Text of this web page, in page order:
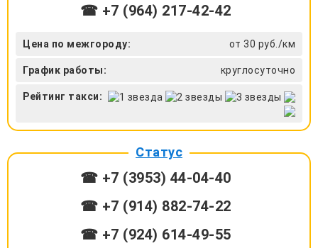
☎ +7 (964) 217-42-42
Цена по межгороду: от 30 руб./км
График работы: круглосуточно
Рейтинг такси:
Статус
☎ +7 (3953) 44-04-40
☎ +7 (914) 882-74-22
☎ +7 (924) 614-49-55